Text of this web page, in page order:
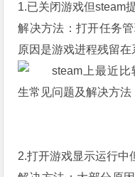
1.已关闭游戏但steam
解决方法：打开任务管
原因是游戏进程残留在
2.打开游戏显示运行中